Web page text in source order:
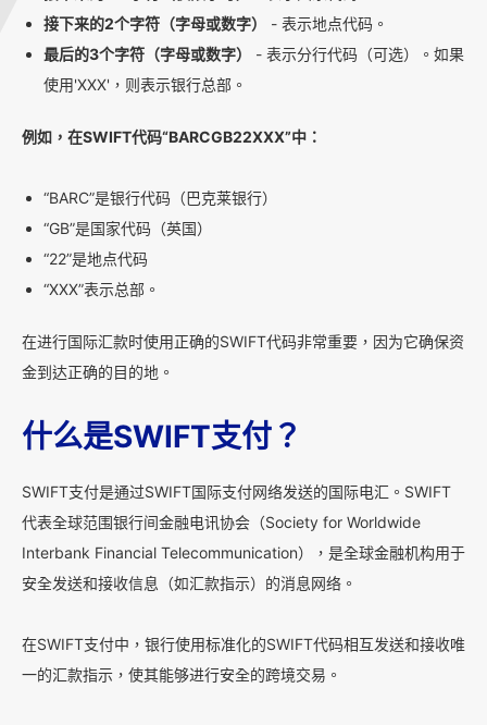
接下来的2个字符（字母或数字）
- 表示地点代码。
最后的3个字符（字母或数字）
- 表示分行代码（可选）。如果
使用'XXX'，则表示银行总部。
例如，在SWIFT代码“BARCGB22XXX”中：
“BARC”是银行代码（巴克莱银行）
“GB”是国家代码（英国）
“22”是地点代码
“XXX”表示总部。
在进行国际汇款时使用正确的SWIFT代码非常重要，因为它确保资
金到达正确的目的地。
什么是SWIFT支付？
SWIFT支付是通过SWIFT国际支付网络发送的国际电汇。SWIFT
代表全球范围银行间金融电讯协会（Society for Worldwide
Interbank Financial Telecommunication），是全球金融机构用于
安全发送和接收信息（如汇款指示）的消息网络。
在SWIFT支付中，银行使用标准化的SWIFT代码相互发送和接收唯
一的汇款指示，使其能够进行安全的跨境交易。